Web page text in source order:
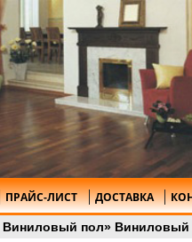
ПРАЙС-ЛИСТ ДОСТАВКА
Виниловый пол» Виниловый